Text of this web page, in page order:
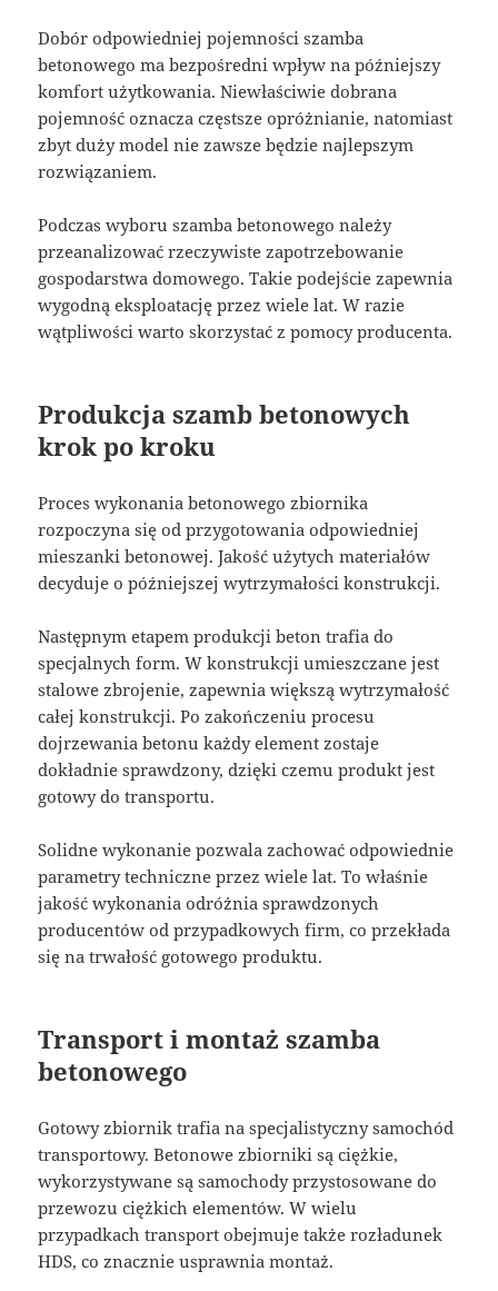
Dobór odpowiedniej pojemności szamba
betonowego ma bezpośredni wpływ na późniejszy
komfort użytkowania. Niewłaściwie dobrana
pojemność oznacza częstsze opróżnianie, natomiast
zbyt duży model nie zawsze będzie najlepszym
rozwiązaniem.
Podczas wyboru szamba betonowego należy
przeanalizować rzeczywiste zapotrzebowanie
gospodarstwa domowego. Takie podejście zapewnia
wygodną eksploatację przez wiele lat. W razie
wątpliwości warto skorzystać z pomocy producenta.
Produkcja szamb betonowych
krok po kroku
Proces wykonania betonowego zbiornika
rozpoczyna się od przygotowania odpowiedniej
mieszanki betonowej. Jakość użytych materiałów
decyduje o późniejszej wytrzymałości konstrukcji.
Następnym etapem produkcji beton trafia do
specjalnych form. W konstrukcji umieszczane jest
stalowe zbrojenie, zapewnia większą wytrzymałość
całej konstrukcji. Po zakończeniu procesu
dojrzewania betonu każdy element zostaje
dokładnie sprawdzony, dzięki czemu produkt jest
gotowy do transportu.
Solidne wykonanie pozwala zachować odpowiednie
parametry techniczne przez wiele lat. To właśnie
jakość wykonania odróżnia sprawdzonych
producentów od przypadkowych firm, co przekłada
się na trwałość gotowego produktu.
Transport i montaż szamba
betonowego
Gotowy zbiornik trafia na specjalistyczny samochód
transportowy. Betonowe zbiorniki są ciężkie,
wykorzystywane są samochody przystosowane do
przewozu ciężkich elementów. W wielu
przypadkach transport obejmuje także rozładunek
HDS, co znacznie usprawnia montaż.